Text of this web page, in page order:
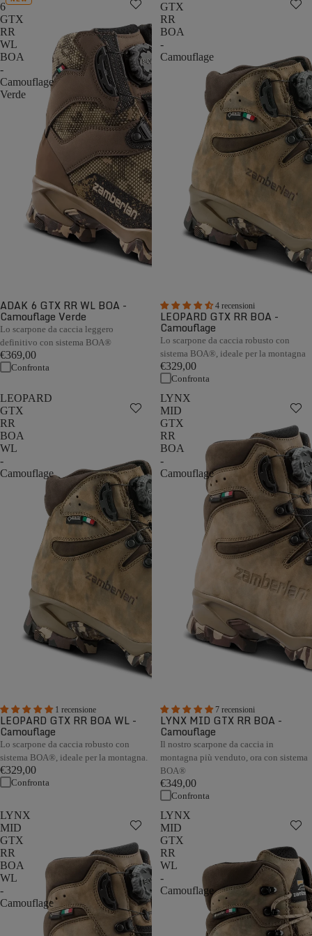
6
GTX
RR
WL
BOA
-
Camouflage
Verde
ADAK 6 GTX RR WL BOA -
Camouflage Verde
Lo scarpone da caccia leggero
definitivo con sistema BOA®
€369,00
Confronta
GTX
RR
BOA
-
Camouflage
4 recensioni
LEOPARD GTX RR BOA -
Camouflage
Lo scarpone da caccia robusto con
sistema BOA®, ideale per la montagna
€329,00
Confronta
LEOPARD
GTX
RR
BOA
WL
-
Camouflage
1 recensione
LEOPARD GTX RR BOA WL -
Camouflage
Lo scarpone da caccia robusto con
sistema BOA®, ideale per la montagna.
€329,00
Confronta
LYNX
MID
GTX
RR
BOA
-
Camouflage
7 recensioni
LYNX MID GTX RR BOA -
Camouflage
Il nostro scarpone da caccia in
montagna più venduto, ora con sistema
BOA®
€349,00
Confronta
LYNX
MID
GTX
RR
BOA
WL
-
Camouflage
LYNX
MID
GTX
RR
WL
-
Camouflage